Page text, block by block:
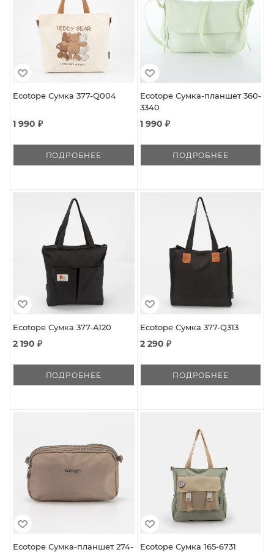
Ecotope Сумка 377-Q004
1 990 ₽
ПОДРОБНЕЕ
Ecotope Сумка-планшет 360-
3340
1 990 ₽
ПОДРОБНЕЕ
Ecotope Сумка 377-A120
2 190 ₽
ПОДРОБНЕЕ
Ecotope Сумка 377-Q313
2 290 ₽
ПОДРОБНЕЕ
Ecotope Сумка-планшет 274-
Ecotope Сумка 165-6731